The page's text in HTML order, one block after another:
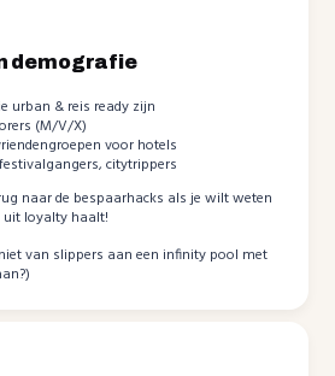
demografie
urban & reis ready zijn
(M/V/X)
voor hotels
citytrippers
naar de bespaarhacks als je wilt weten
loyalty haalt!
van slippers aan een infinity pool met